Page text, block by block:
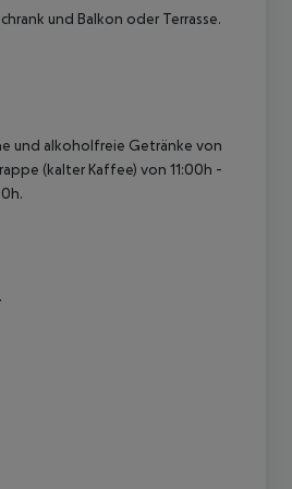
und Balkon oder Terrasse.
und alkoholfreie Getränke von
(kalter Kaffee) von 11:00h -